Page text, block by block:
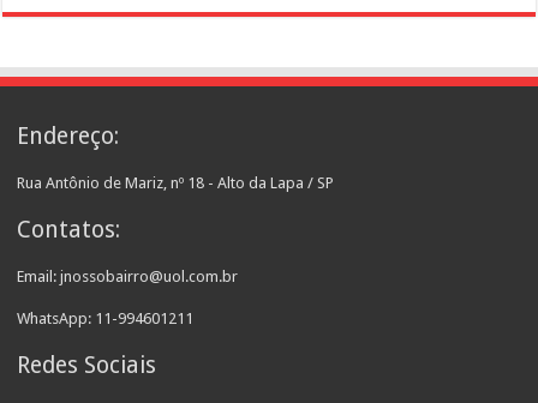
Endereço:
Rua Antônio de Mariz, nº 18 - Alto da Lapa / SP
Contatos:
Email: jnossobairro@uol.com.br
WhatsApp: 11-994601211
Redes Sociais